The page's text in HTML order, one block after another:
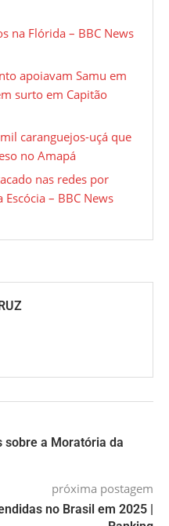
na Flórida – BBC News
apoiavam Samu em
surto em Capitão
caranguejos-uçá que
no Amapá
nas redes por
– BBC News
sobre a Moratória da
próxima postagem
no Brasil em 2025 |